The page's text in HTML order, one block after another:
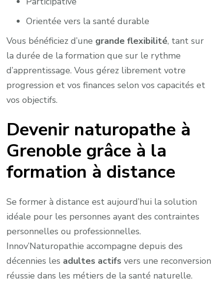
Orientée vers la santé durable
Vous bénéficiez d’une grande flexibilité, tant sur
la durée de la formation que sur le rythme
d’apprentissage. Vous gérez librement votre
progression et vos finances selon vos capacités et
vos objectifs.
Devenir naturopathe à
Grenoble grâce à la
formation à distance
Se former à distance est aujourd’hui la solution
idéale pour les personnes ayant des contraintes
personnelles ou professionnelles.
Innov’Naturopathie accompagne depuis des
décennies les adultes actifs vers une reconversion
réussie dans les métiers de la santé naturelle.